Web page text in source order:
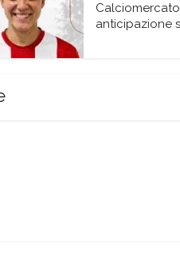
anticipazione